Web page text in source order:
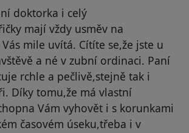
doktorka i celý
mají vždy usměv na
mile uvítá. Cítíte se,že jste u
a né v zubní ordinaci. Paní
rchle a pečlivě,stejně tak i
Díky tomu,že má vlastní
Vám vyhovět i s korunkami
časovém úseku,třeba i v